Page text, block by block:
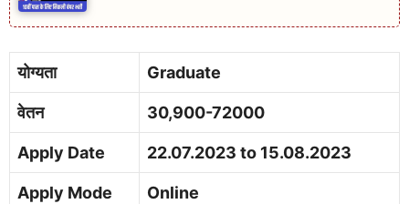
योग्यता Graduate
वेतन 30,900-72000
Apply Date 22.07.2023 to 15.08.2023
Apply Mode Online